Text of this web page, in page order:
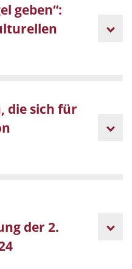
geben“:
die sich für
2.